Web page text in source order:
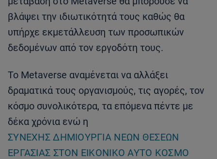
βλάψει την ιδιωτικότητά τους καθώς θα
υπήρχε εκμετάλλευση των προσωπικών
δεδομένων από τον εργοδότη τους.
Το Metaverse αναμένεται να αλλάξει
δραματικά τους οργανισμούς, τις αγορές, τον
κόσμο συνολικότερα, τα επόμενα πέντε με
δέκα χρόνια ενώ η
ΣΥΝΕΧΉΣ ΔΗΜΙΟΥΡΓΊΑ ΝΈΩΝ ΘΈΣΕΩΝ
ΕΡΓΑΣΊΑΣ ΣΤΟΝ ΕΙΚΟΝΙΚΌ ΑΥΤΌ ΚΌΣΜΟ